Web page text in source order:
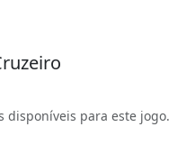
disponíveis para este jogo.